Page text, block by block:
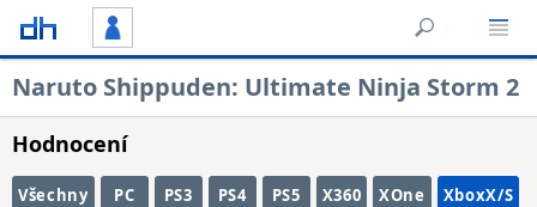
Naruto Shippuden: Ultimate Ninja Storm 2
Hodnocení
Všechny PC PS3 PS4 PS5 X360 XOne XboxX/S